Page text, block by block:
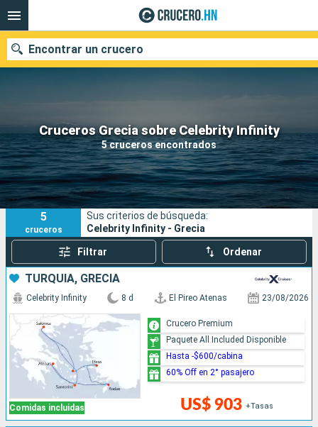
Cruceros Grecia sobre Celebrity Infinity
5 cruceros encontrados
Encontrar un crucero
Nuestros destinos
Fecha de salida
Puertos Compañías
Buscar
5
cruceros
Sus criterios de búsqueda:
Celebrity Infinity - Grecia
Filtrar Ordenar
TURQUÍA, GRECIA
Comidas incluidas
Celebrity Infinity 8 d El Pireo Atenas 23/08/2026
US$ 903 +Tasas
Crucero Premium
Paquete All Included Disponible
Hasta -$600/cabina
60% Off en 2° pasajero